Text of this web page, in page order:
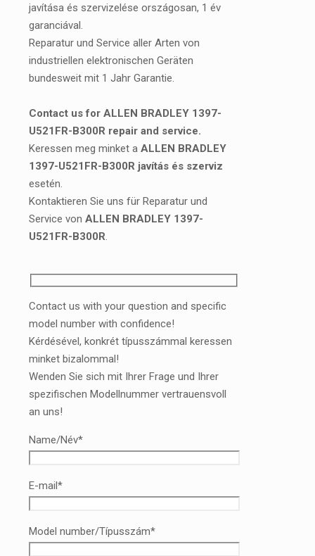
javítása és szervizelése országosan, 1 év
garanciával.
Reparatur und Service aller Arten von
industriellen elektronischen Geräten
bundesweit mit 1 Jahr Garantie.
Contact us for ALLEN BRADLEY 1397-
U521FR-B300R repair and service.
Keressen meg minket a ALLEN BRADLEY
1397-U521FR-B300R javítás és szerviz
esetén.
Kontaktieren Sie uns für Reparatur und
Service von ALLEN BRADLEY 1397-
U521FR-B300R.
Contact us with your question and specific
model number with confidence!
Kérdésével, konkrét típusszámmal keressen
minket bizalommal!
Wenden Sie sich mit Ihrer Frage und Ihrer
spezifischen Modellnummer vertrauensvoll
an uns!
Name/Név*
E-mail*
Model number/Típusszám*